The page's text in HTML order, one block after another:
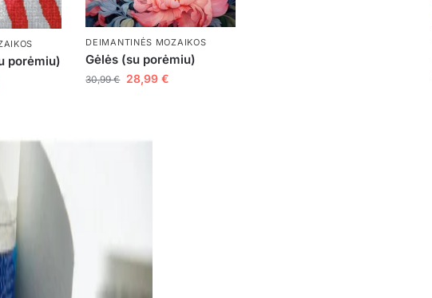
porėmiu)
DEIMANTINĖS MOZAIKOS
Gėlės (su porėmiu)
30,99€ 28,99€